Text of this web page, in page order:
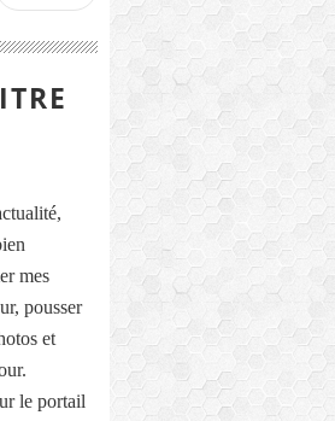
mes
pousser
et
le portail